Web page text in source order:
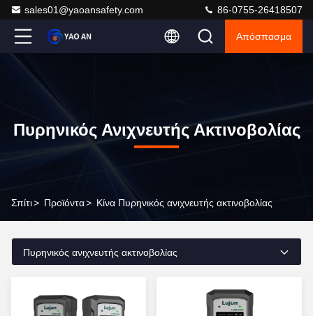
sales01@yaoansafety.com 86-0755-26418507
Απόσπασμα
Πυρηνικός Ανιχνευτής Ακτινοβολίας
Σπίτι> Προϊόντα> Κίνα Πυρηνικός ανιχνευτής ακτινοβολίας
Πυρηνικός ανιχνευτής ακτινοβολίας